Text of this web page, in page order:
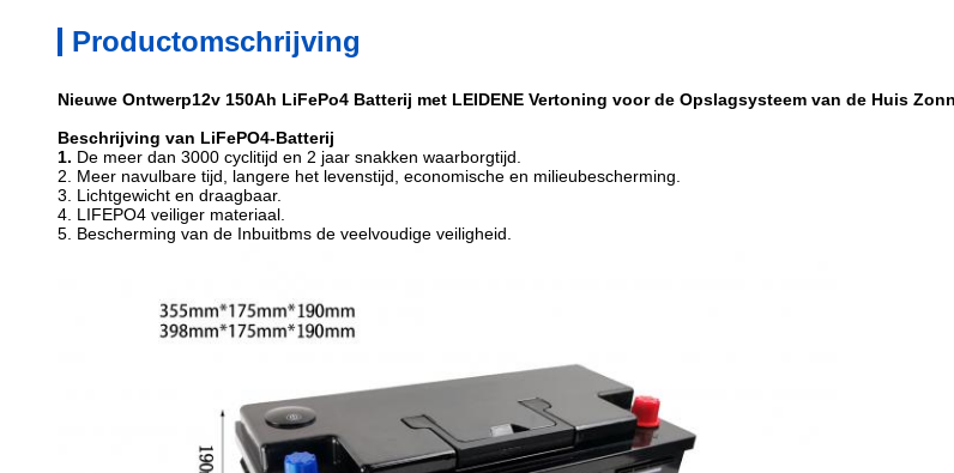
Productomschrijving
Nieuwe Ontwerp12v 150Ah LiFePo4 Batterij met LEIDENE Vertoning voor de Opslagsysteem van de Huis
Beschrijving van LiFePO4-Batterij
1. De meer dan 3000 cyclitijd en 2 jaar snakken waarborgtijd.
2. Meer navulbare tijd, langere het levenstijd, economische en milieubescherming.
3. Lichtgewicht en draagbaar.
4. LIFEPO4 veiliger materiaal.
5. Bescherming van de Inbuitbms de veelvoudige veiligheid.